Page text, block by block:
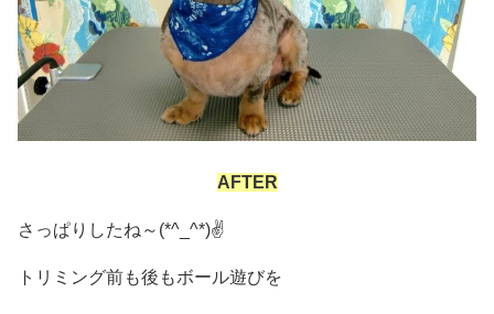
AFTER
さっぱりしたね～(*^_^*)✌
トリミング前も後もボール遊びを